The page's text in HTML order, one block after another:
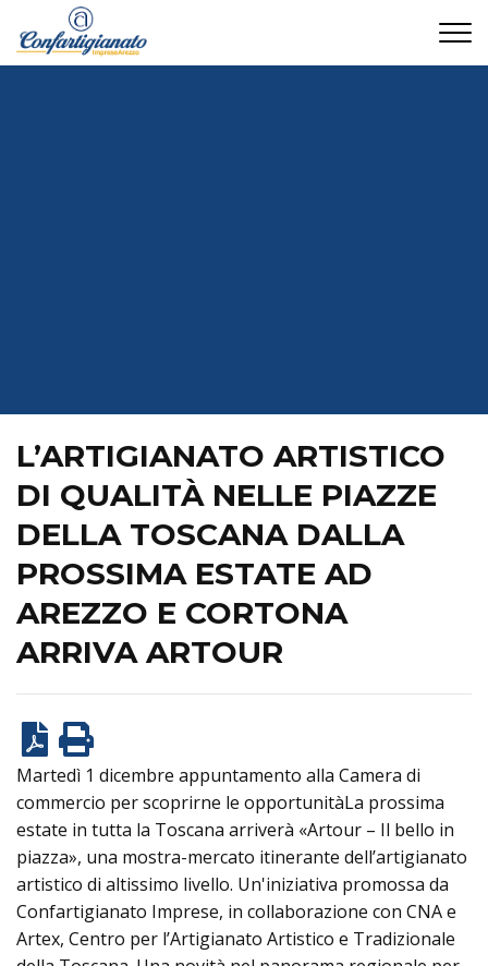
L’ARTIGIANATO ARTISTICO
DI QUALITÀ NELLE PIAZZE
DELLA TOSCANA DALLA
PROSSIMA ESTATE AD
AREZZO E CORTONA
ARRIVA ARTOUR
Martedì 1 dicembre appuntamento alla Camera di
commercio per scoprirne le opportunitàLa prossima
estate in tutta la Toscana arriverà «Artour – Il bello in
piazza», una mostra-mercato itinerante dell’artigianato
artistico di altissimo livello. Un'iniziativa promossa da
Confartigianato Imprese, in collaborazione con CNA e
Artex, Centro per l’Artigianato Artistico e Tradizionale